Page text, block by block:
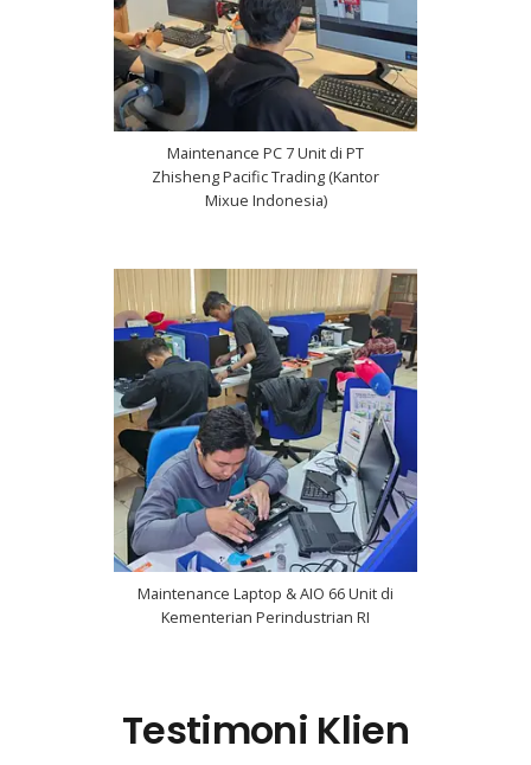
Maintenance PC 7 Unit di PT
Zhisheng Pacific Trading (Kantor
Mixue Indonesia)
Maintenance Laptop & AIO 66 Unit di
Kementerian Perindustrian RI
Testimoni Klien